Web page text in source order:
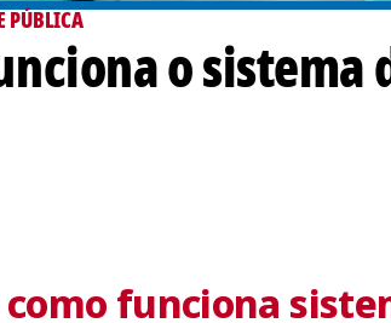
PÚBLICA
o
como funciona